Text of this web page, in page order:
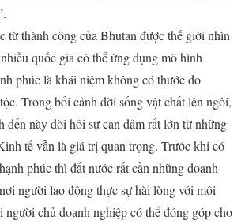
từ thành công của Bhutan được thế giới nhìn
quốc gia có thể ứng dụng mô hình
phúc là khái niệm không có thước đo
Trong bối cảnh đời sống vật chất lên ngôi,
đến này đòi hỏi sự can đảm rất lớn từ những
tế vẫn là giá trị quan trọng. Trước khi có
phúc thì đất nước rất cần những doanh
người lao động thực sự hài lòng với môi
người chủ doanh nghiệp có thể đóng góp cho